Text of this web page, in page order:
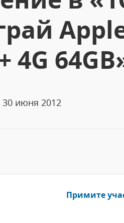
4G
30 июня 2012
Примите